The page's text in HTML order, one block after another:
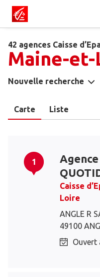
42 agences Caisse
Maine-
Nouvelle recherche
Carte Liste
1
Agence
Caisse
Loire
ANGLE R
49100
Ouvert